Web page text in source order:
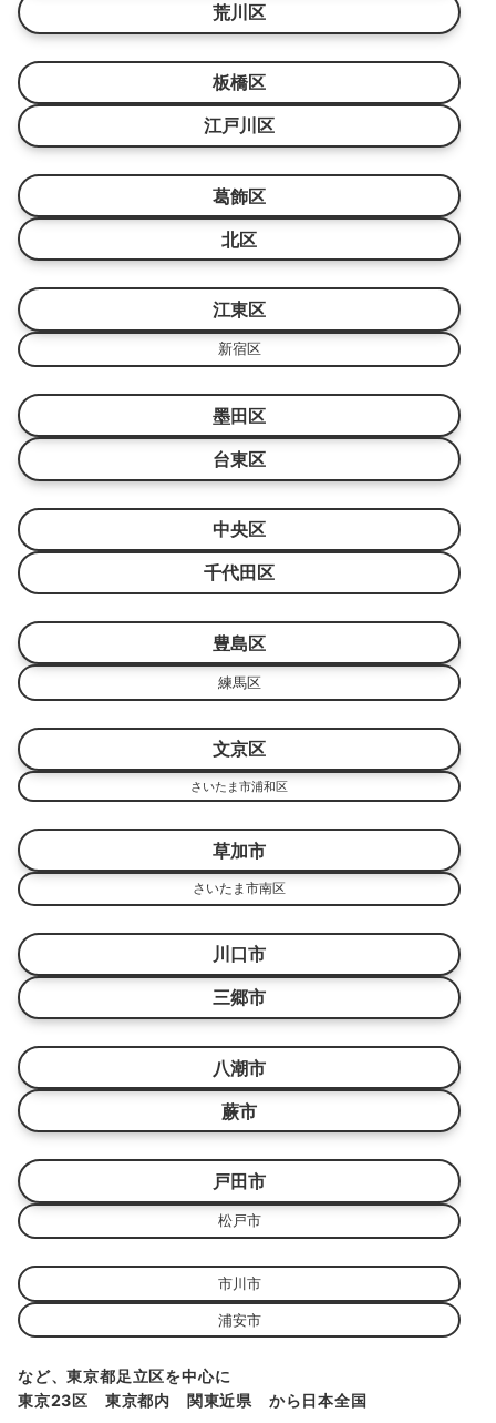
荒川区
板橋区
江戸川区
葛飾区
北区
江東区
新宿区
墨田区
台東区
中央区
千代田区
豊島区
練馬区
文京区
さいたま市浦和区
草加市
さいたま市南区
川口市
三郷市
八潮市
蕨市
戸田市
松戸市
市川市
浦安市
など、東京都足立区を中心に
東京23区 東京都内 関東近県 から日本全国